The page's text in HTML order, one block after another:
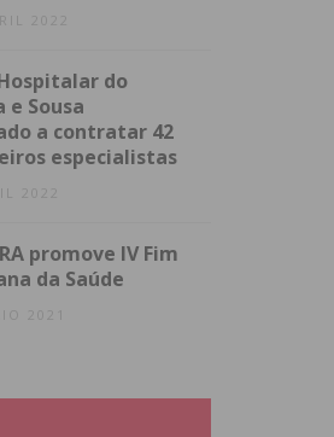
2022
do
e Sousa
a contratar 42
especialistas
2022
promove IV Fim
da Saúde
2021